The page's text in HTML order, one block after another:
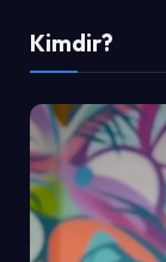
Kimdir?